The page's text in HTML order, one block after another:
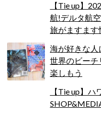
【Tie up】
航!デルタ航
旅がますます
海が好きな人
世界のビー
楽しもう
【Tie up】